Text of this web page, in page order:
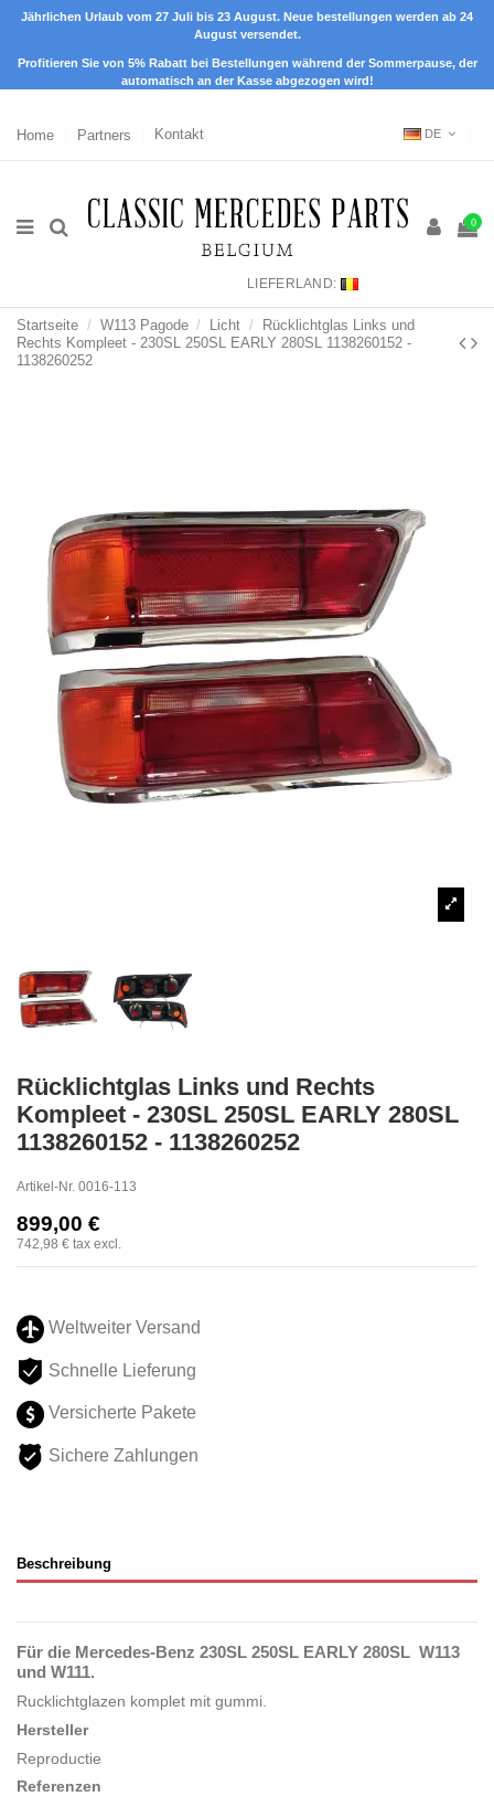
Jährlichen Urlaub vom 27 Juli bis 23 August. Neue bestellungen werden ab 24
August versendet.
Profitieren Sie von 5% Rabatt bei Bestellungen während der Sommerpause, der
automatisch an der Kasse abgezogen wird!
Home Partners Kontakt DE
0
LIEFERLAND:
Startseite W113 Pagode Licht
Rücklichtglas Links und
Rechts Kompleet - 230SL 250SL EARLY 280SL 1138260152 -
1138260252
Rücklichtglas Links und Rechts
Kompleet - 230SL 250SL EARLY 280SL
1138260152 - 1138260252
Artikel-Nr. 0016-113
899,00 €
742,98 € tax excl.
Weltweiter Versand
Schnelle Lieferung
Versicherte Pakete
Sichere Zahlungen
Beschreibung
Für die Mercedes-Benz 230SL 250SL EARLY 280SL W113
und W111.
Rucklichtglazen komplet mit gummi.
Hersteller
Reproductie
Referenzen